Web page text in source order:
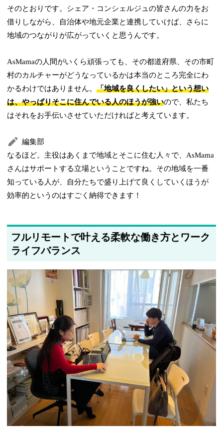
そのとおりです。シェア・コンシェルジュの皆さんの力をお
借りしながら、自治体や地元企業と連携していけば、さらに
地域のつながりが広がっていくと思うんです。
AsMamaの人間がいくら頑張っても、その都道府県、その市町
村のカルチャーがどうなっているかは本当のところ完全にわ
かるわけではありません。「地域を良くしたい」という想い
は、やっぱりそこに住んでいる人のほうが強いので、私たち
はそれをお手伝いさせていただければと考えています。
編集部
なるほど。主役はあくまで地域とそこに住む人々で、AsMama
さんはサポートする立場ということですね。その地域を一番
知っている人が、自分たちで盛り上げて良くしていくほうが
効率的というのはすごく納得できます！
フルリモートで叶える柔軟な働き方とワーク
ライフバランス